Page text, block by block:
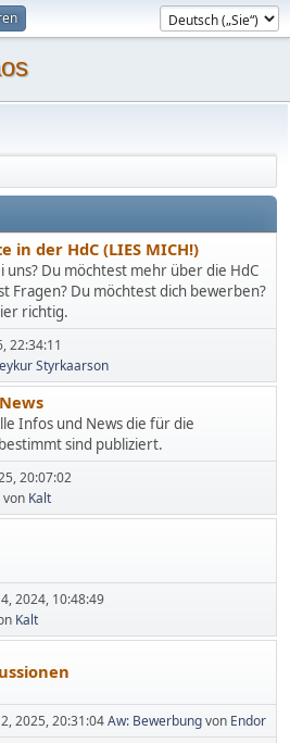
in der HdC (LIES MICH!)
uns? Du möchtest mehr über die HdC
Fragen? Du möchtest dich bewerben?
richtig.
22:34:11
Styrkaarson
Infos und News die für die
sind publiziert.
20:07:02
von Kalt
2024, 10:48:49
Kalt
2025, 20:31:04Aw: Bewerbungvon Endor